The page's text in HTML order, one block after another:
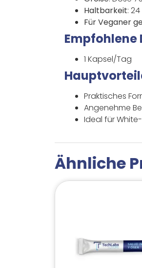
Haltbarkeit:
Für Veganer
Empfohlene
1 Kapsel/Tag
Praktisches
Angenehme
Ideal für
Ähnliche